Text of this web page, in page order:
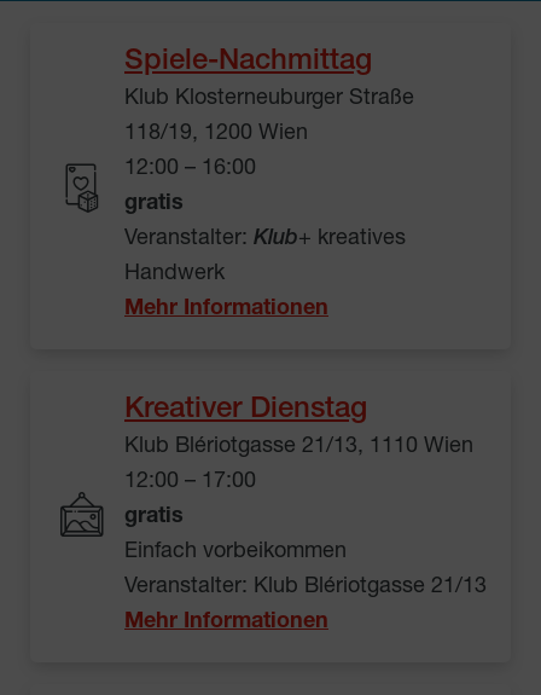
Spiele-Nachmittag
Klub Klosterneuburger Straße
118/19, 1200 Wien
12:00 – 16:00
gratis
Veranstalter: Klub+ kreatives
Handwerk
Mehr Informationen
Kreativer Dienstag
Klub Blériotgasse 21/13, 1110 Wien
12:00 – 17:00
gratis
Einfach vorbeikommen
Veranstalter: Klub Blériotgasse 21/13
Mehr Informationen